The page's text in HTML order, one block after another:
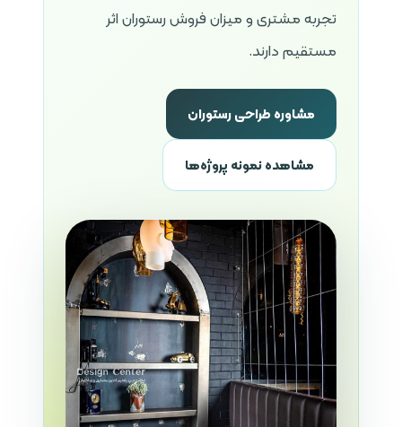
تجربه مشتری و میزان فروش رستوران اثر
مستقیم دارند.
مشاوره طراحی رستوران
مشاهده نمونه پروژه‌ها